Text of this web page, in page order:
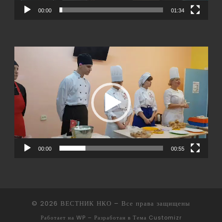
00:00 01:34
00:00 00:55
© 2026 ВЕСТНИК НКО – Все права защищены
Работает на WP – Разработан в Тема Customizr